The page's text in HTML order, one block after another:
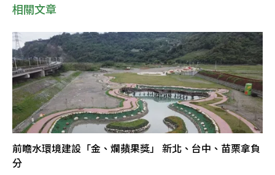
相關文章
前瞻水環境建設「金、爛蘋果獎」 新北、台中、苗栗拿負
分